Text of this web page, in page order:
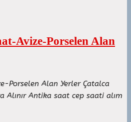
Avize-Porselen Alan
Porselen Alan Yerler Çatalca
Alınır Antika saat cep saati alım